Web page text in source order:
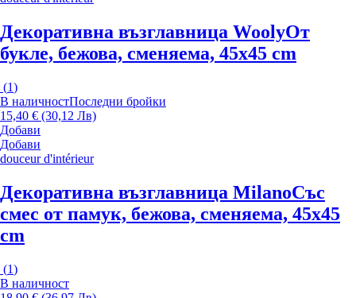
Декоративна възглавница WoolyОт
букле, бежова, сменяема, 45x45 cm
(1)
В наличностПоследни бройки
15,40 € (30,12 Лв)
Добави
Добави
douceur d'intérieur
Декоративна възглавница MilanoСъс
смес от памук, бежова, сменяема, 45x45
cm
(1)
В наличност